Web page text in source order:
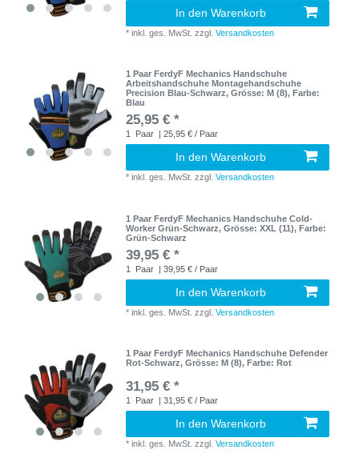
In den Warenkorb
*inkl. ges. MwSt. zzgl.Versandkosten
1 Paar FerdyF Mechanics Handschuhe
Arbeitshandschuhe Montagehandschuhe
Precision Blau-Schwarz, Grösse: M (8), Farbe:
Blau
25,95 € *
1 Paar | 25,95 € / Paar
In den Warenkorb
*inkl. ges. MwSt. zzgl.Versandkosten
1 Paar FerdyF Mechanics Handschuhe Cold-
Worker Grün-Schwarz, Grösse: XXL (11), Farbe:
Grün-Schwarz
39,95 € *
1 Paar | 39,95 € / Paar
In den Warenkorb
*inkl. ges. MwSt. zzgl.Versandkosten
1 Paar FerdyF Mechanics Handschuhe Defender
Rot-Schwarz, Grösse: M (8), Farbe: Rot
31,95 € *
1 Paar | 31,95 € / Paar
In den Warenkorb
*inkl. ges. MwSt. zzgl.Versandkosten